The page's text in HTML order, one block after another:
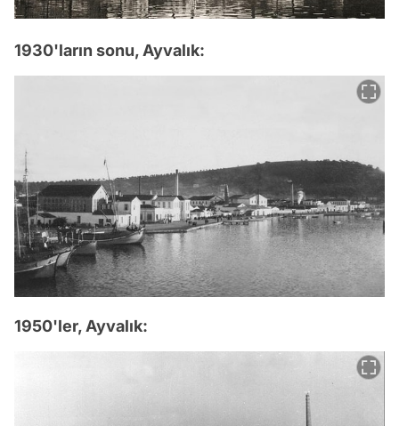
1930'ların sonu, Ayvalık:
1950'ler, Ayvalık: